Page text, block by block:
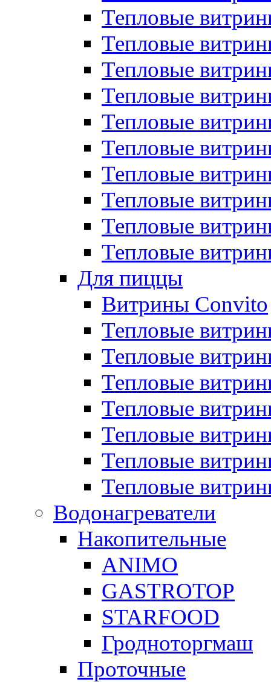
Тепловые
Тепловые
Тепловые
Тепловые
Тепловые
Тепловые
Тепловые
Тепловые
Тепловые
Тепловые
Для пиццы
Витрины Convito
Тепловые
Тепловые
Тепловые
Тепловые
Тепловые
Тепловые
Тепловые
Водонагреватели
Накопительные
ANIMO
GASTROTOP
STARFOOD
Гродноторгмаш
Проточные